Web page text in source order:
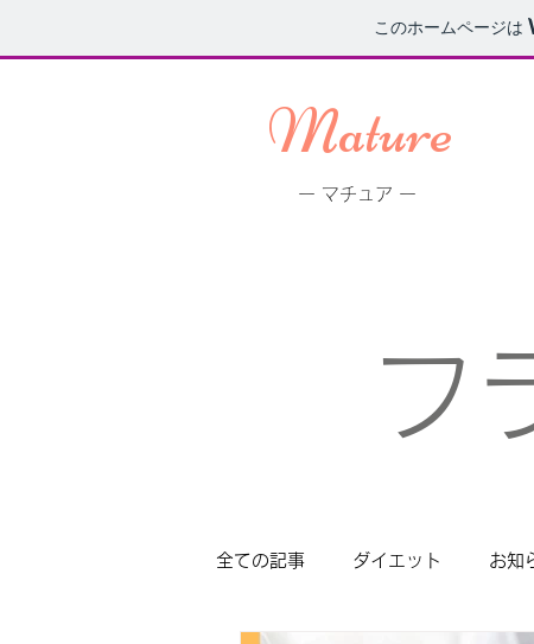
このホームページは
Mature
ー マチュア ー
フ
全ての記事 ダイエット お知